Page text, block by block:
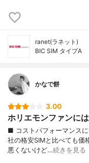
ranet(ラネット)
BIC SIM タイプA
かなで餅
3.00
ホリエモンファンに
■ コストパフォーマンス
社の格安SIMと比べても価
悪くないけど…続きを見る